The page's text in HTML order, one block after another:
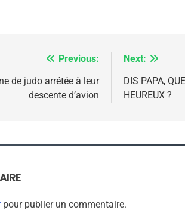
Previous:
de judo arrétée à leur
descente d’avion
Next:
DIS PAPA,
HEUREUX ?
pour publier un commentaire.
NOUS MANQUE – Jacques